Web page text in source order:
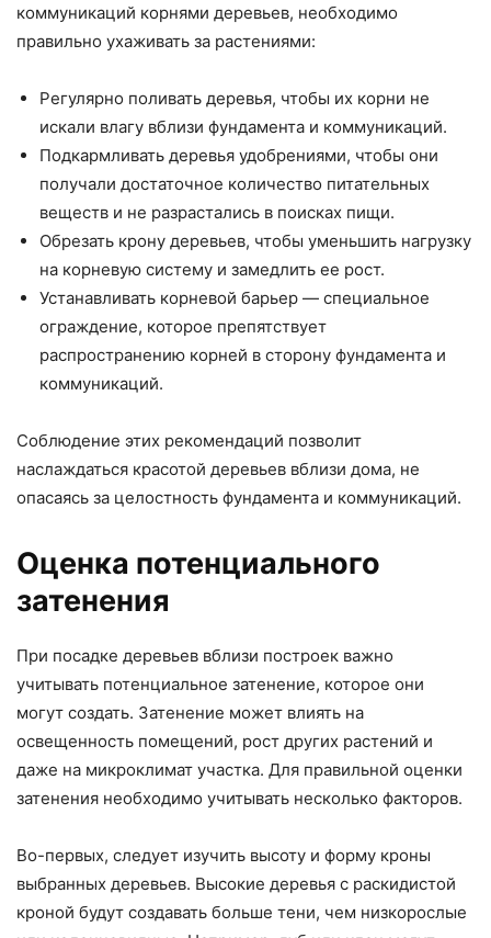
коммуникаций корнями деревьев, необходимо
правильно ухаживать за растениями:
Регулярно поливать деревья, чтобы их корни не
искали влагу вблизи фундамента и коммуникаций.
Подкармливать деревья удобрениями, чтобы они
получали достаточное количество питательных
веществ и не разрастались в поисках пищи.
Обрезать крону деревьев, чтобы уменьшить нагрузку
на корневую систему и замедлить ее рост.
Устанавливать корневой барьер — специальное
ограждение, которое препятствует
распространению корней в сторону фундамента и
коммуникаций.
Соблюдение этих рекомендаций позволит
наслаждаться красотой деревьев вблизи дома, не
опасаясь за целостность фундамента и коммуникаций.
Оценка потенциального
затенения
При посадке деревьев вблизи построек важно
учитывать потенциальное затенение, которое они
могут создать. Затенение может влиять на
освещенность помещений, рост других растений и
даже на микроклимат участка. Для правильной оценки
затенения необходимо учитывать несколько факторов.
Во-первых, следует изучить высоту и форму кроны
выбранных деревьев. Высокие деревья с раскидистой
кроной будут создавать больше тени, чем низкорослые